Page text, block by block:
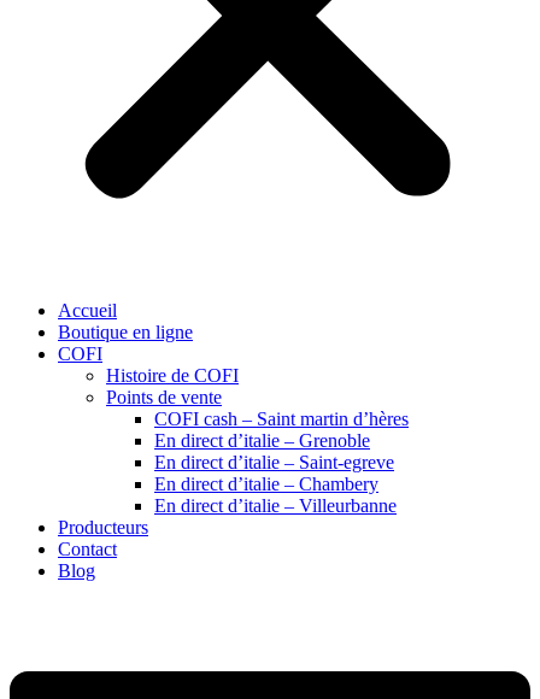
Accueil
Boutique en ligne
COFI
Histoire de COFI
Points de vente
COFI cash – Saint martin d’hères
En direct d’italie – Grenoble
En direct d’italie – Saint-egreve
En direct d’italie – Chambery
En direct d’italie – Villeurbanne
Producteurs
Contact
Blog